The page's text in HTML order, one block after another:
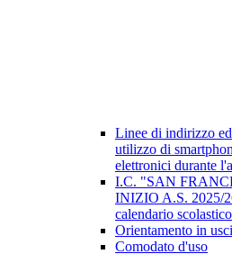
Linee di indirizzo
utilizzo di
elettronici durante
I.C. "SAN
INIZIO A.S. 2025/
calendario scolastico
Orientamento in
Comodato d'uso